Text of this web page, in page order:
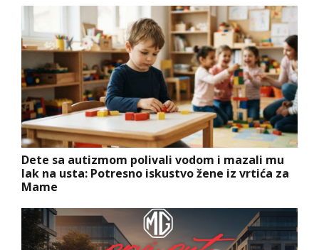
Dete sa autizmom polivali vodom i mazali mu
lak na usta: Potresno iskustvo žene iz vrtića za
Mame